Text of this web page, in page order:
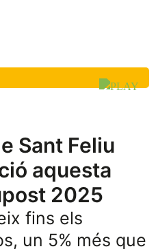
Sant Feliu
aquesta
2025
fins els
un 5% més que